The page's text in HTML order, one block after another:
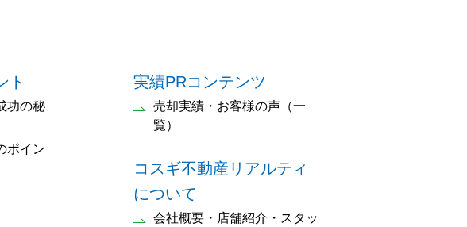
ト
功の秘
ポイン
実績PRコンテンツ
売却実績・お客様の声（一
覧）
コスギ不動産リアルティ
について
会社概要・店舗紹介・スタッ